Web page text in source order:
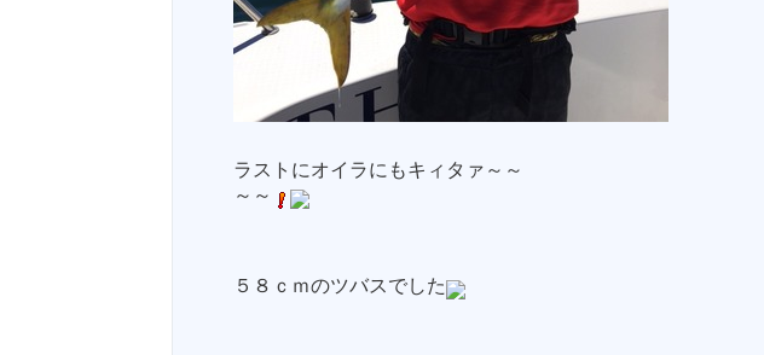
ラストにオイラにもキィタァ～～
～～
５８ｃｍのツバスでした